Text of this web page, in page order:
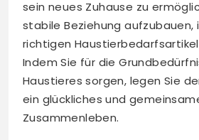
sein neues Zuhause zu
stabile Beziehung aufzubauen,
richtigen
Indem Sie für die
Haustieres sorgen, legen Sie
ein glückliches und
Zusammenleben.